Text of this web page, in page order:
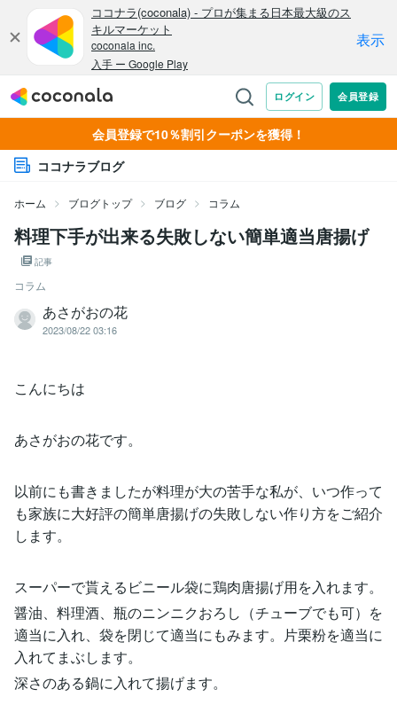
会員登録で10％割引クーポンを獲得！
ココナラブログ
ホーム ブログトップ ブログ コラム
料理下手が出来る失敗しない簡単適当唐揚げ
記事
コラム
あさがおの花
2023/08/22 03:16
こんにちは
あさがおの花です。
以前にも書きましたが料理が大の苦手な私が、いつ作って
も家族に大好評の簡単唐揚げの失敗しない作り方をご紹介
します。
スーパーで貰えるビニール袋に鶏肉唐揚げ用を入れます。
醤油、料理酒、瓶のニンニクおろし（チューブでも可）を
適当に入れ、袋を閉じて適当にもみます。片栗粉を適当に
入れてまぶします。
深さのある鍋に入れて揚げます。